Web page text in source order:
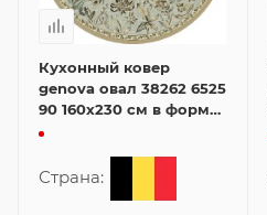
Кухонный ковер
genova овал 38262 6525
90 160x230 см в форме
овала
Страна: